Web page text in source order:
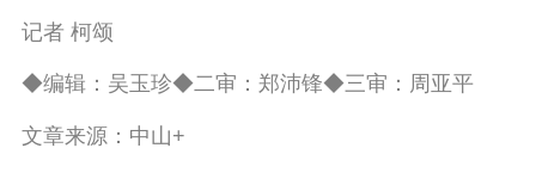
记者 柯颂
◆编辑：吴玉珍◆二审：郑沛锋◆三审：周亚平
文章来源：中山+